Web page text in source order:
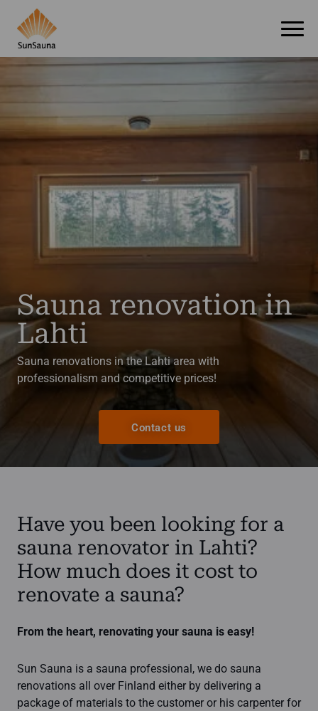
Sauna renovation in
Lahti
Sauna renovations in the Lahti area with
professionalism and competitive prices!
Contact us
Have you been looking for a
sauna renovator in Lahti?
How much does it cost to
renovate a sauna?
From the heart, renovating your sauna is easy!
Sun Sauna is a sauna professional, we do sauna
renovations all over Finland either by delivering a
package of materials to the customer or his carpenter for